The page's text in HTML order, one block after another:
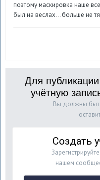
поэтому маскировка наше
был на веслах... больше не
Для
учётную
Вы должны
Создать
нашем